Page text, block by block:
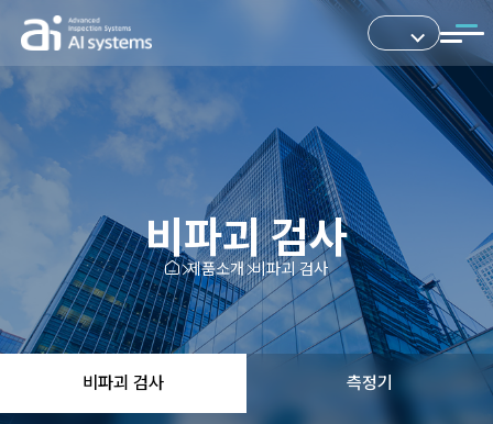
비파괴 검사
제품소개 비파괴 검사
비파괴 검사 측정기